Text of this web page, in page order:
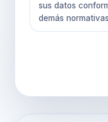
sus datos
demás